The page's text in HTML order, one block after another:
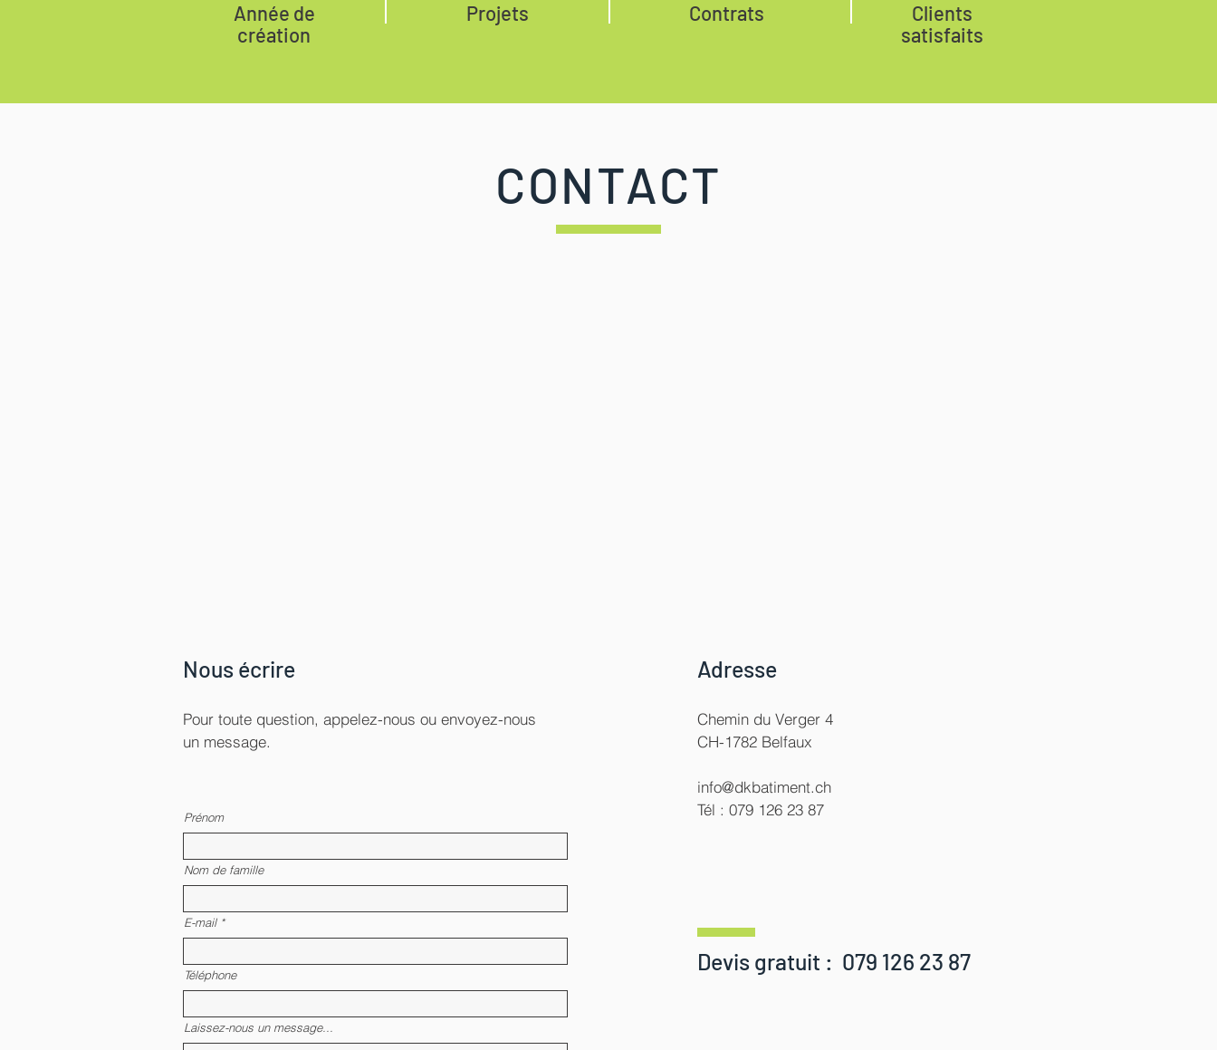
Année de
création
Projets Contrats
Clients
satisfaits
CONTACT
Nous écrire
Pour toute question, appelez-nous ou envoyez-nous
un message.
Prénom
Nom de famille
E-mail
Téléphone
Laissez-nous un message...
Adresse
Chemin du Verger 4
CH-1782 Belfaux
info@dkbatiment.ch
Tél : 079 126 23 87
Devis gratuit : 079 126 23 87